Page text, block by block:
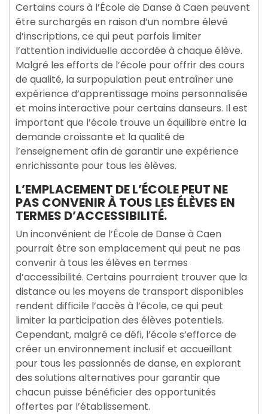
Certains cours à l’École de Danse à Caen peuvent
être surchargés en raison d’un nombre élevé
d’inscriptions, ce qui peut parfois limiter
l’attention individuelle accordée à chaque élève.
Malgré les efforts de l’école pour offrir des cours
de qualité, la surpopulation peut entraîner une
expérience d’apprentissage moins personnalisée
et moins interactive pour certains danseurs. Il est
important que l’école trouve un équilibre entre la
demande croissante et la qualité de
l’enseignement afin de garantir une expérience
enrichissante pour tous les élèves.
L’EMPLACEMENT DE L’ÉCOLE PEUT NE
PAS CONVENIR À TOUS LES ÉLÈVES EN
TERMES D’ACCESSIBILITÉ.
Un inconvénient de l’École de Danse à Caen
pourrait être son emplacement qui peut ne pas
convenir à tous les élèves en termes
d’accessibilité. Certains pourraient trouver que la
distance ou les moyens de transport disponibles
rendent difficile l’accès à l’école, ce qui peut
limiter la participation des élèves potentiels.
Cependant, malgré ce défi, l’école s’efforce de
créer un environnement inclusif et accueillant
pour tous les passionnés de danse, en explorant
des solutions alternatives pour garantir que
chacun puisse bénéficier des opportunités
offertes par l’établissement.